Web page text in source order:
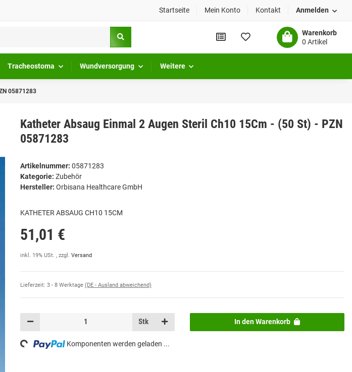
Startseite Mein Konto Kontakt Anmelden
Warenkorb
0 Artikel
Tracheostoma Wundversorgung Weitere
05871283
Katheter Absaug Einmal 2 Augen Steril Ch10 15Cm - (50 St) - PZN
05871283
Artikelnummer: 05871283
Kategorie: Zubehör
Hersteller: Orbisana Healthcare GmbH
KATHETER ABSAUG CH10 15CM
51,01 €
inkl. 19% USt. , zzgl. Versand
Lieferzeit: 3 - 8 Werktage (DE - Ausland abweichend)
Stk In den Warenkorb
Loading... Komponenten werden geladen ...